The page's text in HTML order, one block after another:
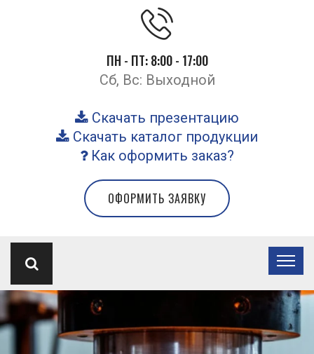
ПН - ПТ: 8:00 - 17:00
Сб, Вс: Выходной
Скачать презентацию
Скачать каталог продукции
Как оформить заказ?
ОФОРМИТЬ ЗАЯВКУ